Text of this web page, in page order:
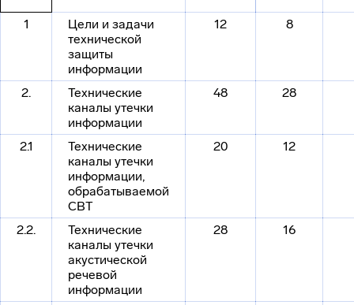
1
Цели и задачи
технической
защиты
информации
12 8
2.
Технические
каналы утечки
информации
48 28
2.1
Технические
каналы утечки
информации,
обрабатываемой
СВТ
20 12
2.2.
Технические
каналы утечки
акустической
речевой
информации
28 16